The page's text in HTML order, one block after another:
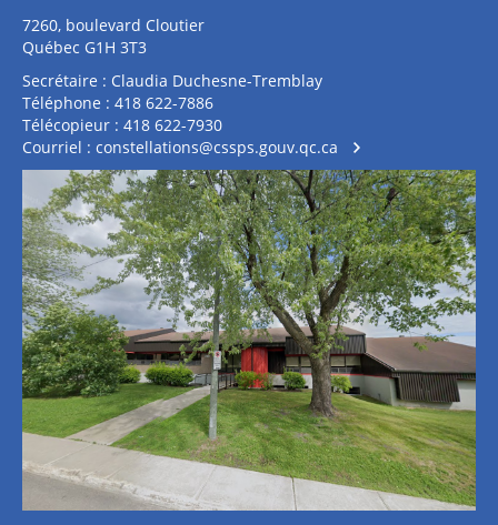
7260, boulevard Cloutier
Québec G1H 3T3
Secrétaire : Claudia Duchesne-Tremblay
Téléphone : 418 622-7886
Télécopieur : 418 622-7930
Courriel : constellations@cssps.gouv.qc.ca